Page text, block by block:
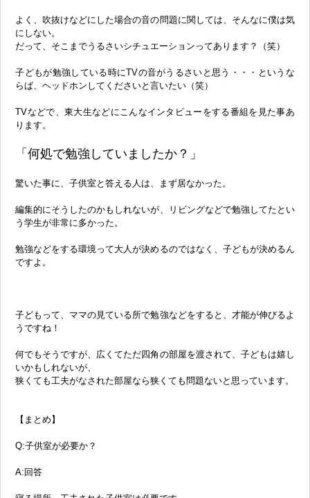
よく、吹抜けなどにした場合の音の問題に関しては、そんなに僕は気
にしない。
だって、そこまでうるさいシチュエーションってあります？（笑）
子どもが勉強している時にTVの音がうるさいと思う・・・というな
らば、ヘッドホンしてくださいと言いたい（笑）
TVなどで、東大生などにこんなインタビューをする番組を見た事あ
ります。
「何処で勉強していましたか？」
驚いた事に、子供室と答える人は、まず居なかった。
編集的にそうしたのかもしれないが、リビングなどで勉強してたとい
う学生が非常に多かった。
勉強などをする環境って大人が決めるのではなく、子どもが決めるん
ですよ。
子どもって、ママの見ている所で勉強などをすると、才能が伸びるよ
うですね！
何でもそうですが、広くてただ四角の部屋を渡されて、子どもは嬉し
いかもしれないが、
狭くても工夫がなされた部屋なら狭くても問題ないと思っています。
【まとめ】
Q:子供室が必要か？
A:回答